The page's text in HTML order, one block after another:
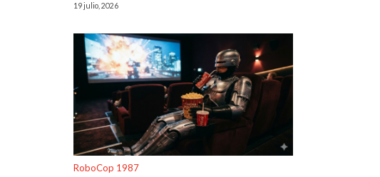
19 julio, 2026
RoboCop 1987